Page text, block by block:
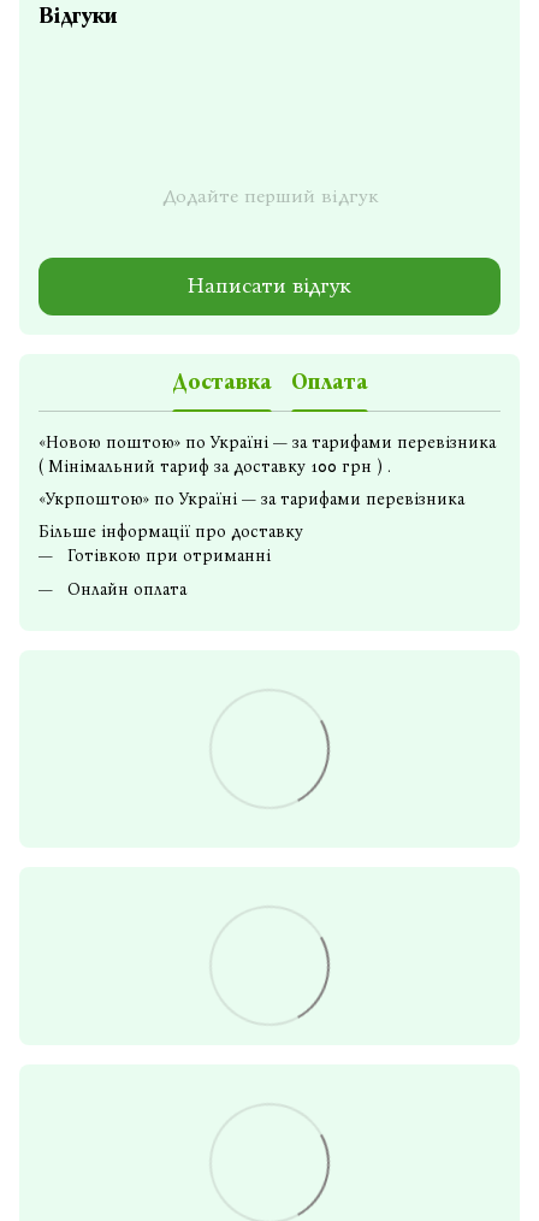
Відгуки
Додайте перший відгук
Написати відгук
Доставка Оплата
«Новою поштою» по Україні — за тарифами перевізника
( Мінімальний тариф за доставку 100 грн ) .
«Укрпоштою» по Україні — за тарифами перевізника
Більше інформації про доставку
Готівкою при отриманні
Онлайн оплата